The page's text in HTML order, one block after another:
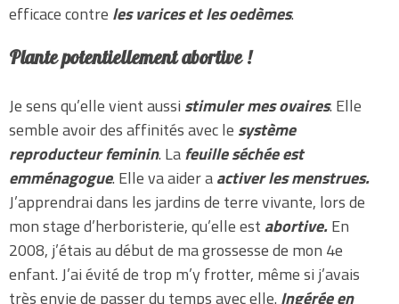
efficace contre les varices et les oedèmes.
Plante potentiellement abortive !
Je sens qu’elle vient aussi stimuler mes ovaires. Elle
semble avoir des affinités avec le système
reproducteur feminin. Lafeuille séchée est
emménagogue. Elle va aider aactiver les menstrues.
J’apprendrai dans les jardins de terre vivante, lors de
mon stage d’herboristerie, qu’elle est abortive.En
2008, j’étais au début de ma grossesse de mon 4e
enfant. J’ai évité de trop m’y frotter, même si j’avais
très envie de passer du temps avec elle. Ingérée en